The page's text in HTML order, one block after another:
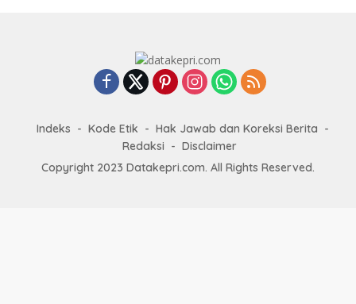
Indeks Kode Etik
Hak Jawab dan Koreksi Berita
Redaksi
Disclaimer
Copyright 2023 Datakepri.com. All Rights Reserved.